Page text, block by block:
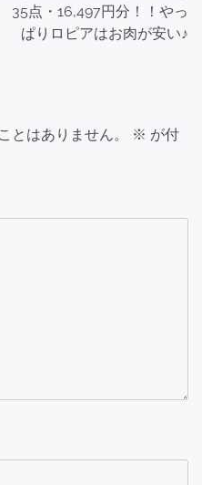
35点・16,497円分！！やっ
ぱりロピアはお肉が安い♪
とはありません。 ※ が付